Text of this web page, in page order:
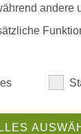
andere